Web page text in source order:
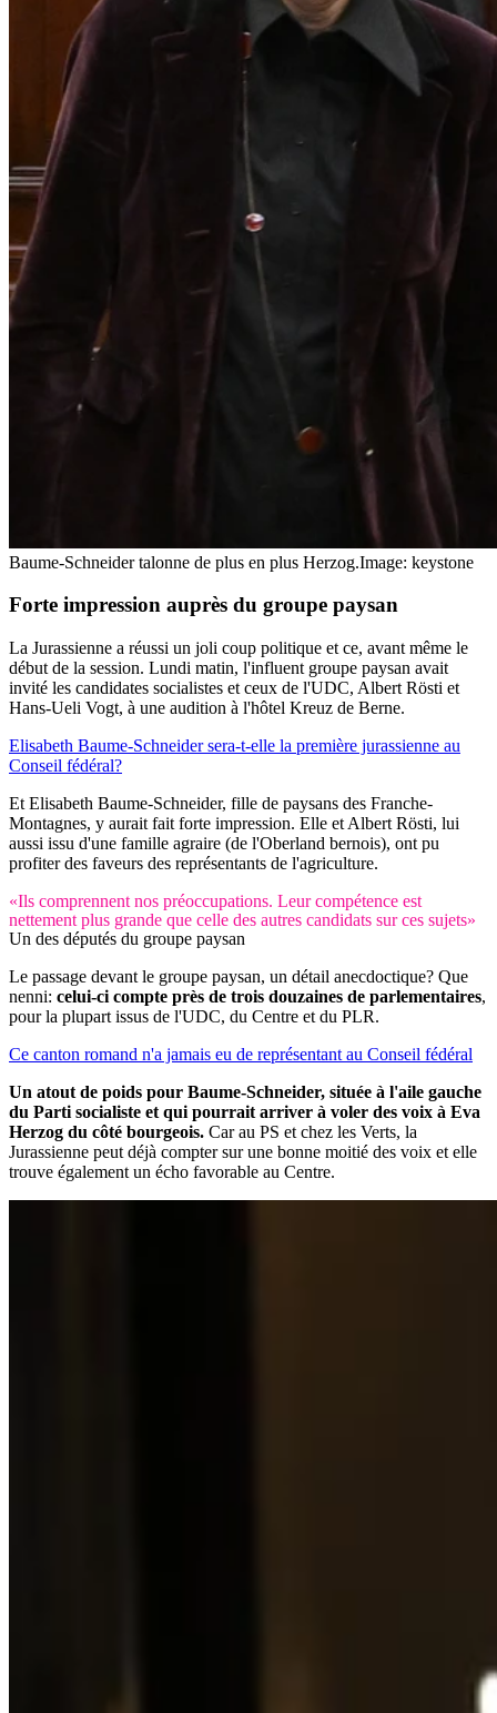
Baume-Schneider talonne de plus en plus Herzog.Image: keystone
Forte impression auprès du groupe paysan
La Jurassienne a réussi un joli coup politique et ce, avant même le
début de la session. Lundi matin, l'influent groupe paysan avait
invité les candidates socialistes et ceux de l'UDC, Albert Rösti et
Hans-Ueli Vogt, à une audition à l'hôtel Kreuz de Berne.
Elisabeth Baume-Schneider sera-t-elle la première jurassienne au
Conseil fédéral?
Et Elisabeth Baume-Schneider, fille de paysans des Franche-
Montagnes, y aurait fait forte impression. Elle et Albert Rösti, lui
aussi issu d'une famille agraire (de l'Oberland bernois), ont pu
profiter des faveurs des représentants de l'agriculture.
«Ils comprennent nos préoccupations. Leur compétence est
nettement plus grande que celle des autres candidats sur ces sujets»
Un des députés du groupe paysan
Le passage devant le groupe paysan, un détail anecdoctique? Que
nenni: celui-ci compte près de trois douzaines de parlementaires,
pour la plupart issus de l'UDC, du Centre et du PLR.
Ce canton romand n'a jamais eu de représentant au Conseil fédéral
Un atout de poids pour Baume-Schneider, située à l'aile gauche
du Parti socialiste et qui pourrait arriver à voler des voix à Eva
Herzog du côté bourgeois. Car au PS et chez les Verts, la
Jurassienne peut déjà compter sur une bonne moitié des voix et elle
trouve également un écho favorable au Centre.